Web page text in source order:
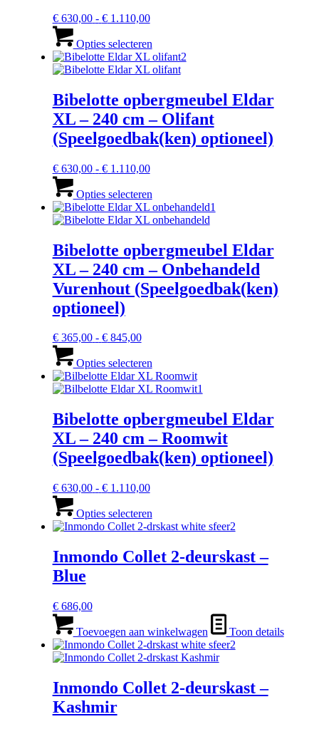
€630,00 - €1.110,00Prijsklasse:
tot
€ 1.110,00
Opties selecterenproduct
heeft
meerdere
Deze
optie
kan
gekozen
worden
Bibelotte opbergmeubel Eldar
XL – 240 cm – Olifant
(Speelgoedbak(ken) optioneel)
€630,00 - €1.110,00Prijsklasse:
tot
€ 1.110,00
Opties selecterenproduct
heeft
meerdere
Deze
optie
kan
gekozen
worden
Bibelotte opbergmeubel Eldar
XL – 240 cm – Onbehandeld
Vurenhout (Speelgoedbak(ken)
optioneel)
€365,00 - €845,00Prijsklasse:
tot
€ 845,00
Opties selecterenproduct
heeft
meerdere
Deze
optie
kan
gekozen
worden
Bibelotte opbergmeubel Eldar
XL – 240 cm – Roomwit
(Speelgoedbak(ken) optioneel)
€630,00 - €1.110,00Prijsklasse:
tot
€ 1.110,00
Opties selecterenproduct
heeft
variaties.
Deze
op
de
productpagina
Inmondo Collet 2-deurskast –
Blue
€686,00
Toevoegen aan winkelwagen Toon details
Inmondo Collet 2-deurskast –
Kashmir